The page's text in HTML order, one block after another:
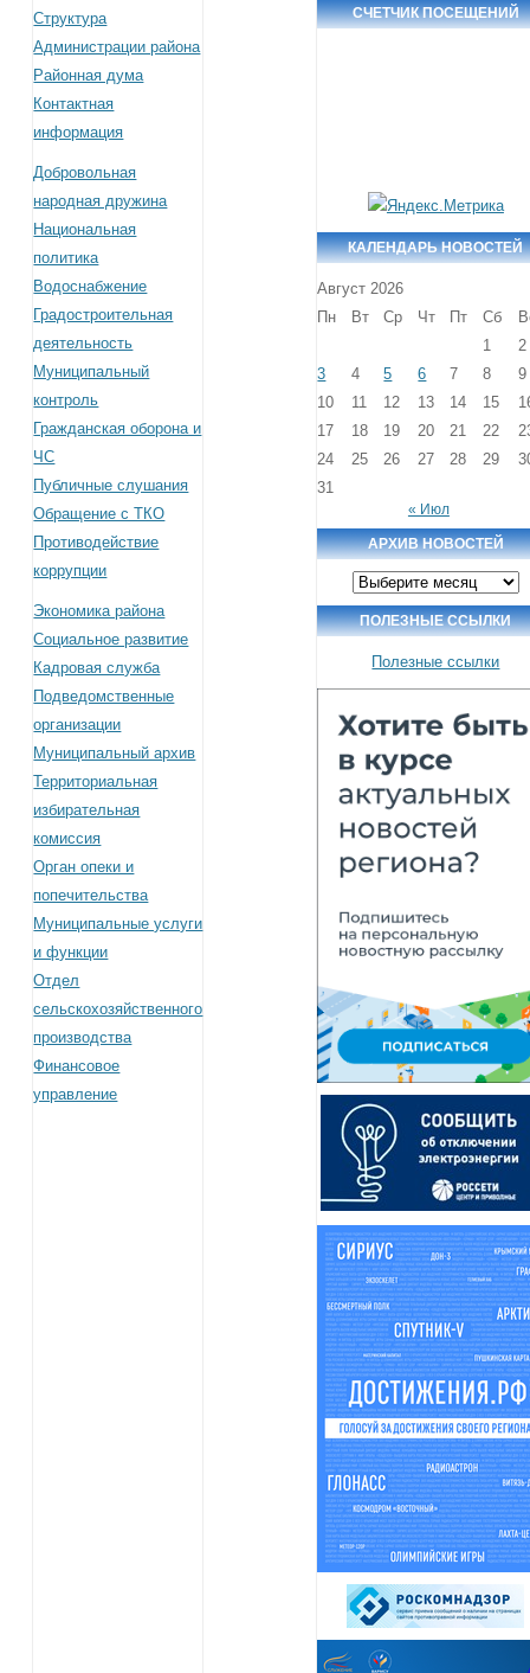
Структура
Администрации района
Районная дума
Контактная
информация
Добровольная
народная дружина
Национальная
политика
Водоснабжение
Градостроительная
деятельность
Муниципальный
контроль
Гражданская оборона и
ЧС
Публичные слушания
Обращение с ТКО
Противодействие
коррупции
Экономика района
Социальное развитие
Кадровая служба
Подведомственные
организации
Муниципальный архив
Территориальная
избирательная
комиссия
Орган опеки и
попечительства
Муниципальные услуги
и функции
Отдел
сельскохозяйственного
производства
Финансовое
управление
СЧЕТЧИК ПОСЕЩЕНИЙ
КАЛЕНДАРЬ НОВОСТЕЙ
Август 2026
Пн
Вт Ср Чт Пт Сб
1
2
3
4 5 6 7 8
9
10
11 12 13 14 15
17
18 19 20 21 22
24
25 26 27 28 29
31
« Июл
АРХИВ НОВОСТЕЙ
Архив
новостей
ПОЛЕЗНЫЕ ССЫЛКИ
Полезные ссылки